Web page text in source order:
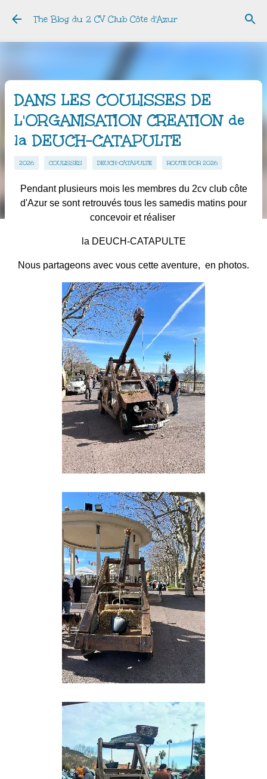
Accéder au contenu principal
The Blog du 2 CV Club Côte d'Azur
DANS LES COULISSES DE
L'ORGANISATION CREATION de
la DEUCH-CATAPULTE
2026 COULISSES DEUCH-CATAPULTE ROUTE D'OR 2026
Pendant plusieurs mois les membres du 2cv club côte
d'Azur se sont retrouvés tous les samedis matins pour
concevoir et réaliser
la DEUCH-CATAPULTE
Nous partageons avec vous cette aventure, en photos.